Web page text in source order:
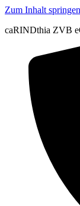
Zum Inhalt springen
caRINDthia ZVB